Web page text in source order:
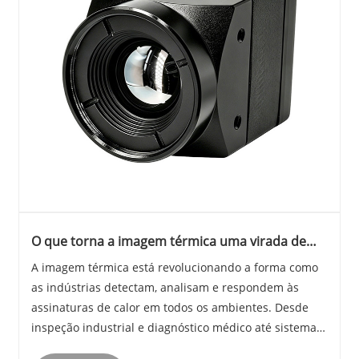
O que torna a imagem térmica uma virada de
a inovação
A imagem térmica está revolucionando a forma como
as indústrias detectam, analisam e respondem às
assinaturas de calor em todos os ambientes. Desde
inspeção industrial e diagnóstico médico até sistemas